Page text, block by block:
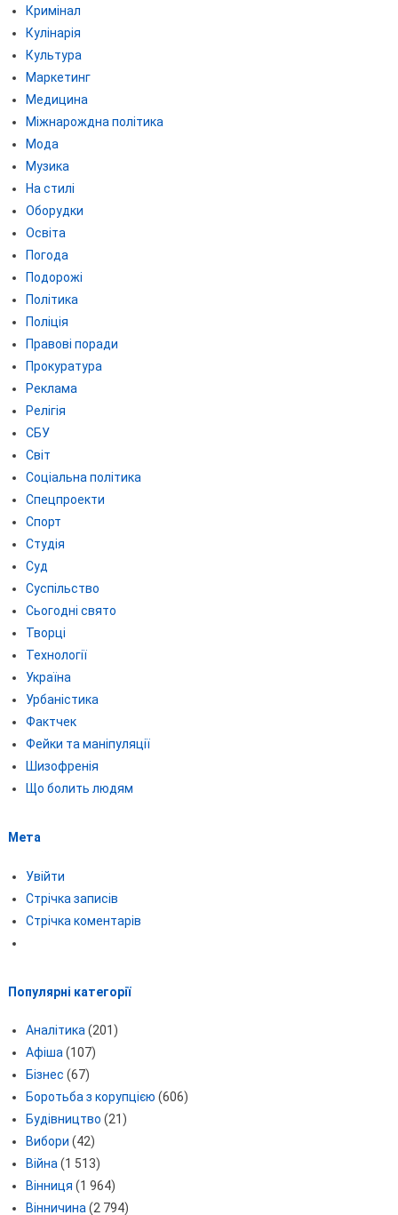
Кримінал
Кулінарія
Культура
Маркетинг
Медицина
Міжнарождна політика
Мода
Музика
На стилі
Оборудки
Освіта
Погода
Подорожі
Політика
Поліція
Правові поради
Прокуратура
Реклама
Релігія
СБУ
Світ
Соціальна політика
Спецпроекти
Спорт
Студія
Суд
Суспільство
Сьогодні свято
Творці
Технології
Україна
Урбаністика
Фактчек
Фейки та маніпуляції
Шизофренія
Що болить людям
Мета
Увійти
Стрічка записів
Стрічка коментарів
Популярні категорії
Аналітика(201)
Афіша(107)
Бізнес (67)
Боротьба з корупцією (606)
Будівництво (21)
Вибори (42)
Війна(1 513)
Вінниця (1 964)
Вінничина(2 794)